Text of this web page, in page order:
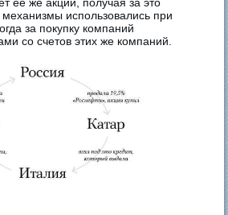
ее же акции, получая за это
использовались при
за покупку компаний
со счетов этих же компаний.